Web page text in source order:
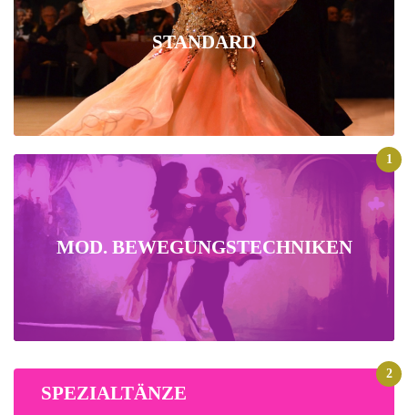
STANDARD
MOD. BEWEGUNGSTECHNIKEN
1
SPEZIALTÄNZE
2